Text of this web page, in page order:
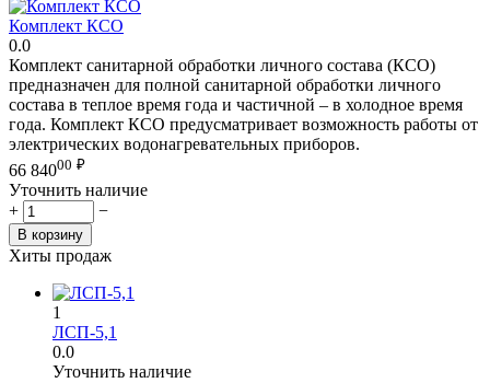
Комплект КСО
0.0
Комплект санитарной обработки личного состава (КСО)
предназначен для полной санитарной обработки личного
состава в теплое время года и частичной – в холодное время
года. Комплект КСО предусматривает возможность работы от
электрических водонагревательных приборов.
66 84000 ₽
Уточнить наличие
+
−
В корзину
Хиты продаж
1
ЛСП-5,1
0.0
Уточнить наличие